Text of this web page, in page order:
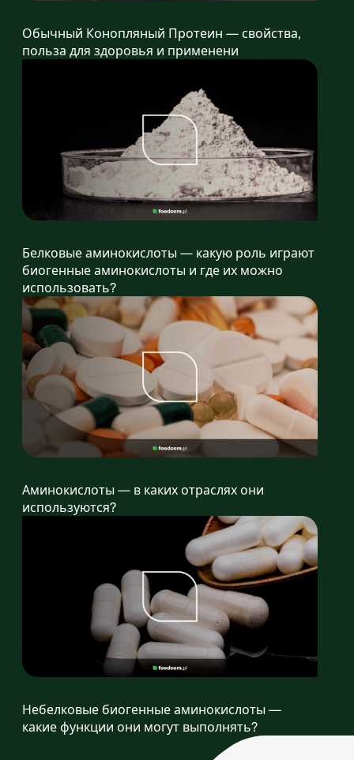
Обычный Конопляный Протеин — свойства,
польза для здоровья и применени
Белковые аминокислоты — какую роль играют
биогенные аминокислоты и где их можно
использовать?
Аминокислоты — в каких отраслях они
используются?
Небелковые биогенные аминокислоты —
какие функции они могут выполнять?